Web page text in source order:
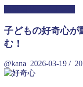
子どもの好奇心が
む！
@kana 2026-03-19 /